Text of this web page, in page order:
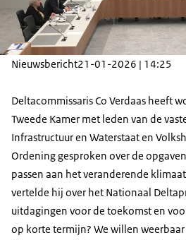
Nieuwsbericht21-01-2026 | 14:25
Deltacommissaris Co Verdaas heeft
Tweede Kamer met leden van de
Infrastructuur en Waterstaat en
Ordening gesproken over de
passen aan het veranderende
vertelde hij over het Nationaal
uitdagingen voor de toekomst en
op korte termijn? We willen